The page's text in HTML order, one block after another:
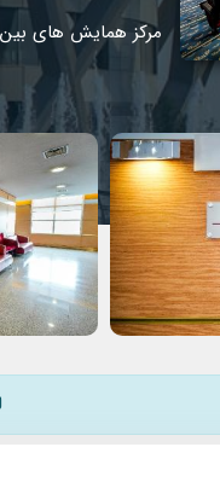
مرکز همایش های بین